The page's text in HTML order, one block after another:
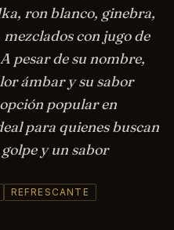
ron blanco, ginebra,
con jugo de
pesar de su nombre,
ámbar y su sabor
popular en
para quienes buscan
y un sabor
REFRESCANTE